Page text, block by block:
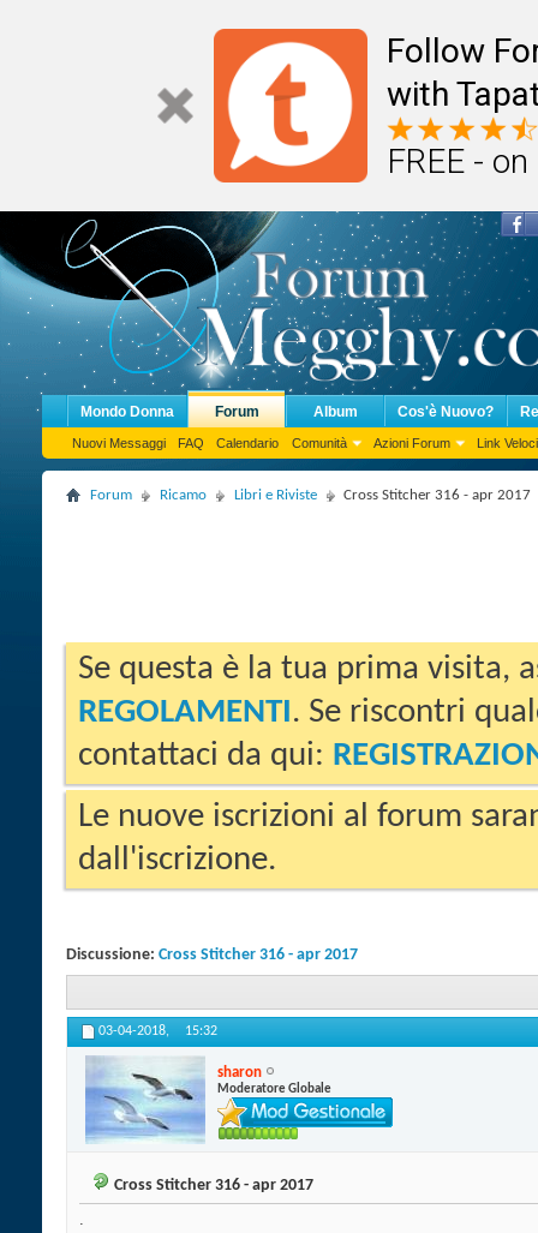
Follow
with
FREE -
Mondo Donna Forum
Nuovi Messaggi FAQ Calendario Comunità Azioni Forum Link Veloci
Album Cos'è Nuovo?
Forum Ricamo Libri e Riviste Cross Stitcher 316 - apr 2017
Se questa è la tua prima visita,
REGOLAMENTI. Se riscontri
contattaci da qui:
Le nuove iscrizioni al forum
dall'iscrizione.
Discussione: Cross Stitcher 316 - apr 2017
03-04-2018, 15:32
sharon
Moderatore Globale
Cross Stitcher 316 - apr 2017
.